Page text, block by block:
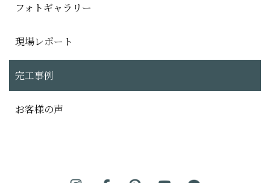
フォトギャラリー
現場レポート
完工事例
お客様の声